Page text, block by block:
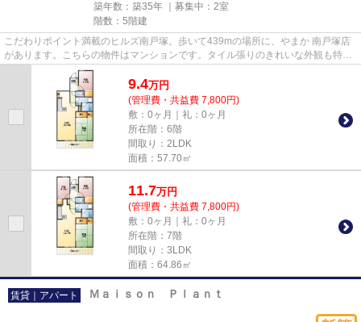
築年数：築35年 ｜募集中： 2室
階数：5階建
こだわりポイント満載のヒルズ南戸塚。歩いて439mの場所に、やまか 南戸塚店
があります。こちらの物件はマンションです。タイル張りのきれいな外観も特徴
の一つです。気になることがあ...
9.4万円
(管理費・共益費 7,800円)
敷：0ヶ月｜礼：0ヶ月
所在階：6階
間取り：2LDK
面積：57.70㎡
11.7万円
(管理費・共益費 7,800円)
敷：0ヶ月｜礼：0ヶ月
所在階：7階
間取り：3LDK
面積：64.86㎡
賃貸｜アパート Ｍａｉｓｏｎ Ｐｌａｎｔ